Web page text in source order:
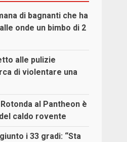
di bagnanti che ha
onde un bimbo di 2
alle pulizie
di violentare una
al Pantheon è
caldo rovente
i 33 gradi: “Sta